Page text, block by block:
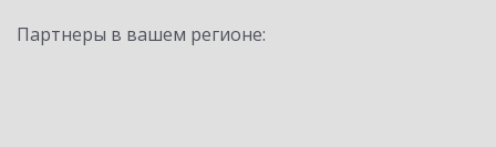
Партнеры в вашем регионе: